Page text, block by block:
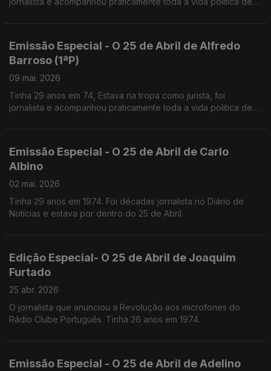
Emissão Especial - O 25 de Abril de Alfredo
Barroso (1ªP)
09 mai. 2026
Tinha 29 anos em 74, Estava na tropa como jurista, foi
jornalista e acompanhou praticamente toda a vida politica de
Emissão Especial - O 25 de Abril de Carlo
Albino
02 mai. 2026
Tinha 29 anos em 1974. Foi décadas jornalista no Diário de
Notícias e estava por dentro do 25 de Abril
Edição Especial- O 25 de Abril de Joaquim
Furtado
25 abr. 2026
O jornalista que anunciou a Revolução aos microfones do
Rádio Clube Português. Tinha 26 anos em 1974.
Emissão Especial - O 25 de Abril de Adelino